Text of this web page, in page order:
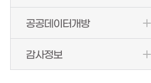
공공데이터개방
감사정보